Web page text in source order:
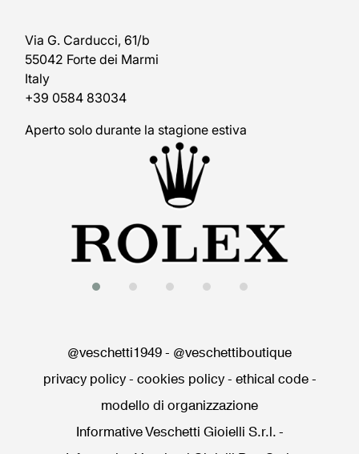
Via G. Carducci, 61/b
55042 Forte dei Marmi
Italy
+39 0584 83034
Aperto solo durante la stagione estiva
@veschetti1949- @veschettiboutique
privacy policy- cookies policy- ethical code-
modello di organizzazione
Informative Veschetti Gioielli S.r.l.-